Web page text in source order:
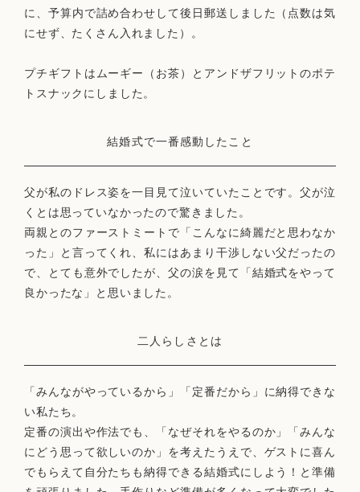
に、予算内で詰め合わせして後日郵送しました（点数は気
にせず、たくさん入れました）。
プチギフトはムーギー（お茶）とアンドザフリットのポテ
トスナックにしました。
結婚式で一番感動したこと
父が私のドレス姿を一目見て泣いていたことです。父が泣
くとは思っていなかったので驚きました。
両親とのファーストミートで「こんなに綺麗だと思わなか
った」と言ってくれ、私にはあまり干渉しない父だったの
で、とても意外でしたが、父の涙を見て「結婚式をやって
良かったな」と思いました。
二人らしさとは
「みんながやっているから」「定番だから」に納得できな
い私たち。
定番の演出や作法でも、「なぜそれをやるのか」「みんな
にどう思って欲しいのか」を考えたうえで、ゲストに喜ん
でもらえて自分たちも納得できる結婚式にしよう！と準備